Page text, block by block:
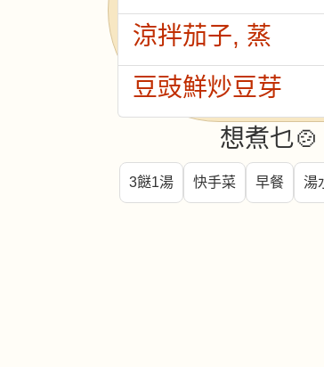
涼拌茄子, 蒸
豆豉鮮炒豆芽
想煮乜
3餸1湯 快手菜 早餐 湯